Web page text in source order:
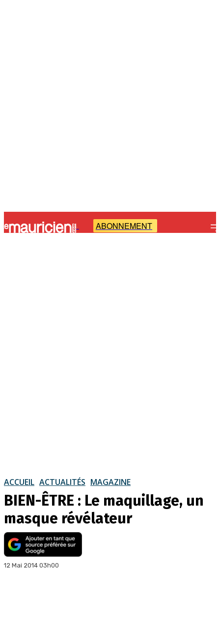
- ABONNEMENT
ACCUEIL ACTUALITÉS MAGAZINE
BIEN-ÊTRE : Le maquillage, un
masque révélateur
12 Mai 2014 03h00